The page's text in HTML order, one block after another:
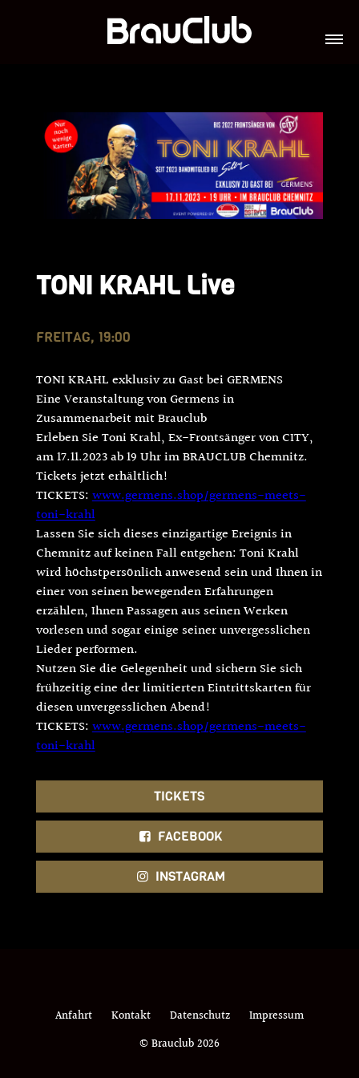
TONI KRAHL Live
FREITAG, 19:00
TONI KRAHL exklusiv zu Gast bei GERMENS
Eine Veranstaltung von Germens in
Zusammenarbeit mit Brauclub
Erleben Sie Toni Krahl, Ex-Frontsänger von CITY,
am 17.11.2023 ab 19 Uhr im BRAUCLUB Chemnitz.
Tickets jetzt erhältlich!
TICKETS:www.germens.shop/germens-meets-
toni-krahl
Lassen Sie sich dieses einzigartige Ereignis in
Chemnitz auf keinen Fall entgehen: Toni Krahl
wird höchstpersönlich anwesend sein und Ihnen in
einer von seinen bewegenden Erfahrungen
erzählen, Ihnen Passagen aus seinen Werken
vorlesen und sogar einige seiner unvergesslichen
Lieder performen.
Nutzen Sie die Gelegenheit und sichern Sie sich
frühzeitig eine der limitierten Eintrittskarten für
diesen unvergesslichen Abend!
TICKETS:www.germens.shop/germens-meets-
toni-krahl
TICKETS
FACEBOOK
INSTAGRAM
GALERIE
TEAM
VIP-LOUNGES
JOBS
Anfahrt Kontakt Datenschutz
Impressum
© Brauclub 2026